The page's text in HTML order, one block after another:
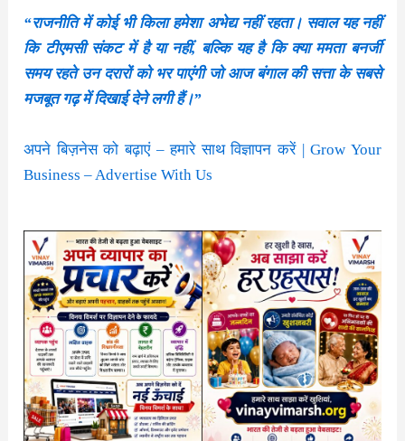
“राजनीति में कोई भी किला हमेशा अभेद्य नहीं रहता। सवाल यह नहीं
कि टीएमसी संकट में है या नहीं, बल्कि यह है कि क्या ममता बनर्जी
समय रहते उन दरारों को भर पाएंगी जो आज बंगाल की सत्ता के सबसे
मजबूत गढ़ में दिखाई देने लगी हैं।”
अपने बिज़नेस को बढ़ाएं – हमारे साथ विज्ञापन करें | Grow Your
Business – Advertise With Us